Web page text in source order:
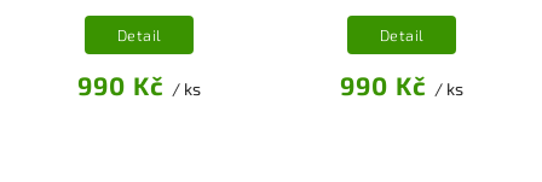
990 Kč / ks
Detail
990 Kč / ks
Detail